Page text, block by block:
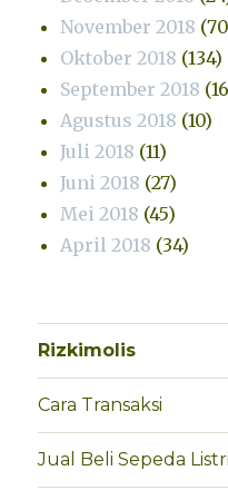
November 2018
Oktober 2018 (134)
September 2018
Agustus 2018 (10)
Juli 2018 (11)
Juni 2018 (27)
Mei 2018 (45)
April 2018 (34)
Rizkimolis
Cara Transaksi
Jual Beli Sepeda